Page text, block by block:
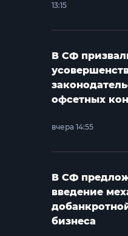
13:15
В СФ
офсетных
вчера 14:55
В СФ
введение
бизнеса